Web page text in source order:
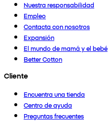
Nuestra responsabilidad
Empleo
Contacta con nosotros
Expansión
El mundo de mamá y el bebé
Better Cotton
Cliente
Encuentra una tienda
Centro de ayuda
Preguntas frecuentes